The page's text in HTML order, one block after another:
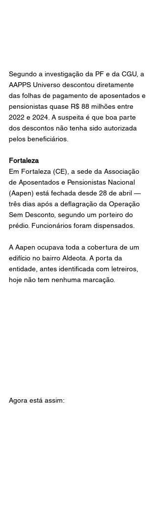
Segundo a investigação da PF e da CGU, a
AAPPS Universo descontou diretamente
das folhas de pagamento de aposentados e
pensionistas quase R$ 88 milhões entre
2022 e 2024. A suspeita é que boa parte
dos descontos não tenha sido autorizada
pelos beneficiários.
Fortaleza
Em Fortaleza (CE), a sede da Associação
de Aposentados e Pensionistas Nacional
(Aapen) está fechada desde 28 de abril —
três dias após a deflagração da Operação
Sem Desconto, segundo um porteiro do
prédio. Funcionários foram dispensados.
A Aapen ocupava toda a cobertura de um
edifício no bairro Aldeota. A porta da
entidade, antes identificada com letreiros,
hoje não tem nenhuma marcação.
Agora está assim: